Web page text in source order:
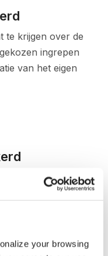
your browsing
te krijgen over de
ingrepen
van het eigen
helpt de
de juiste keuze.